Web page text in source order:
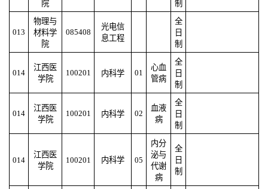
院 制
013
物理与
材料学
院
085408
光电信
息工程
全
日
制
014
江西医
学院
100201 内科学 01
心血
管病
全
日
制
014
江西医
学院
100201 内科学 02
血液
病
全
日
制
014
江西医
学院
100201 内科学 05
内分
泌与
代谢
病
全
日
制